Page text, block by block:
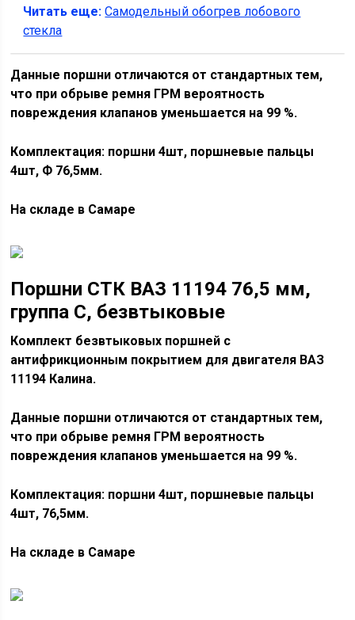
Читать еще: Самодельный обогрев лобового
стекла
Данные поршни отличаются от стандартных тем,
что при обрыве ремня ГРМ вероятность
повреждения клапанов уменьшается на 99 %.
Комплектация: поршни 4шт, поршневые пальцы
4шт, Ф 76,5мм.
На складе в Самаре
Поршни СТК ВАЗ 11194 76,5 мм,
группа С, безвтыковые
Комплект безвтыковых поршней с
антифрикционным покрытием для двигателя ВАЗ
11194 Калина.
Данные поршни отличаются от стандартных тем,
что при обрыве ремня ГРМ вероятность
повреждения клапанов уменьшается на 99 %.
Комплектация: поршни 4шт, поршневые пальцы
4шт, 76,5мм.
На складе в Самаре